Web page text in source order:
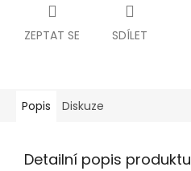
ZEPTAT SE SDÍLET
Popis Diskuze
Detailní popis produktu